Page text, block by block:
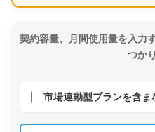
契約容量、月間使用量を入力
つか
市場連動型プランを含ま